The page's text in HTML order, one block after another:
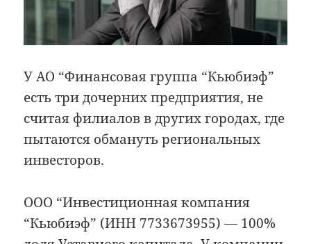
У АО “Финансовая группа “Кьюбиэф”
есть три дочерних предприятия, не
считая филиалов в других городах, где
пытаются обмануть региональных
инвесторов.
ООО “Инвестиционная компания
“Кьюбиэф” (ИНН 7733673955) — 100%